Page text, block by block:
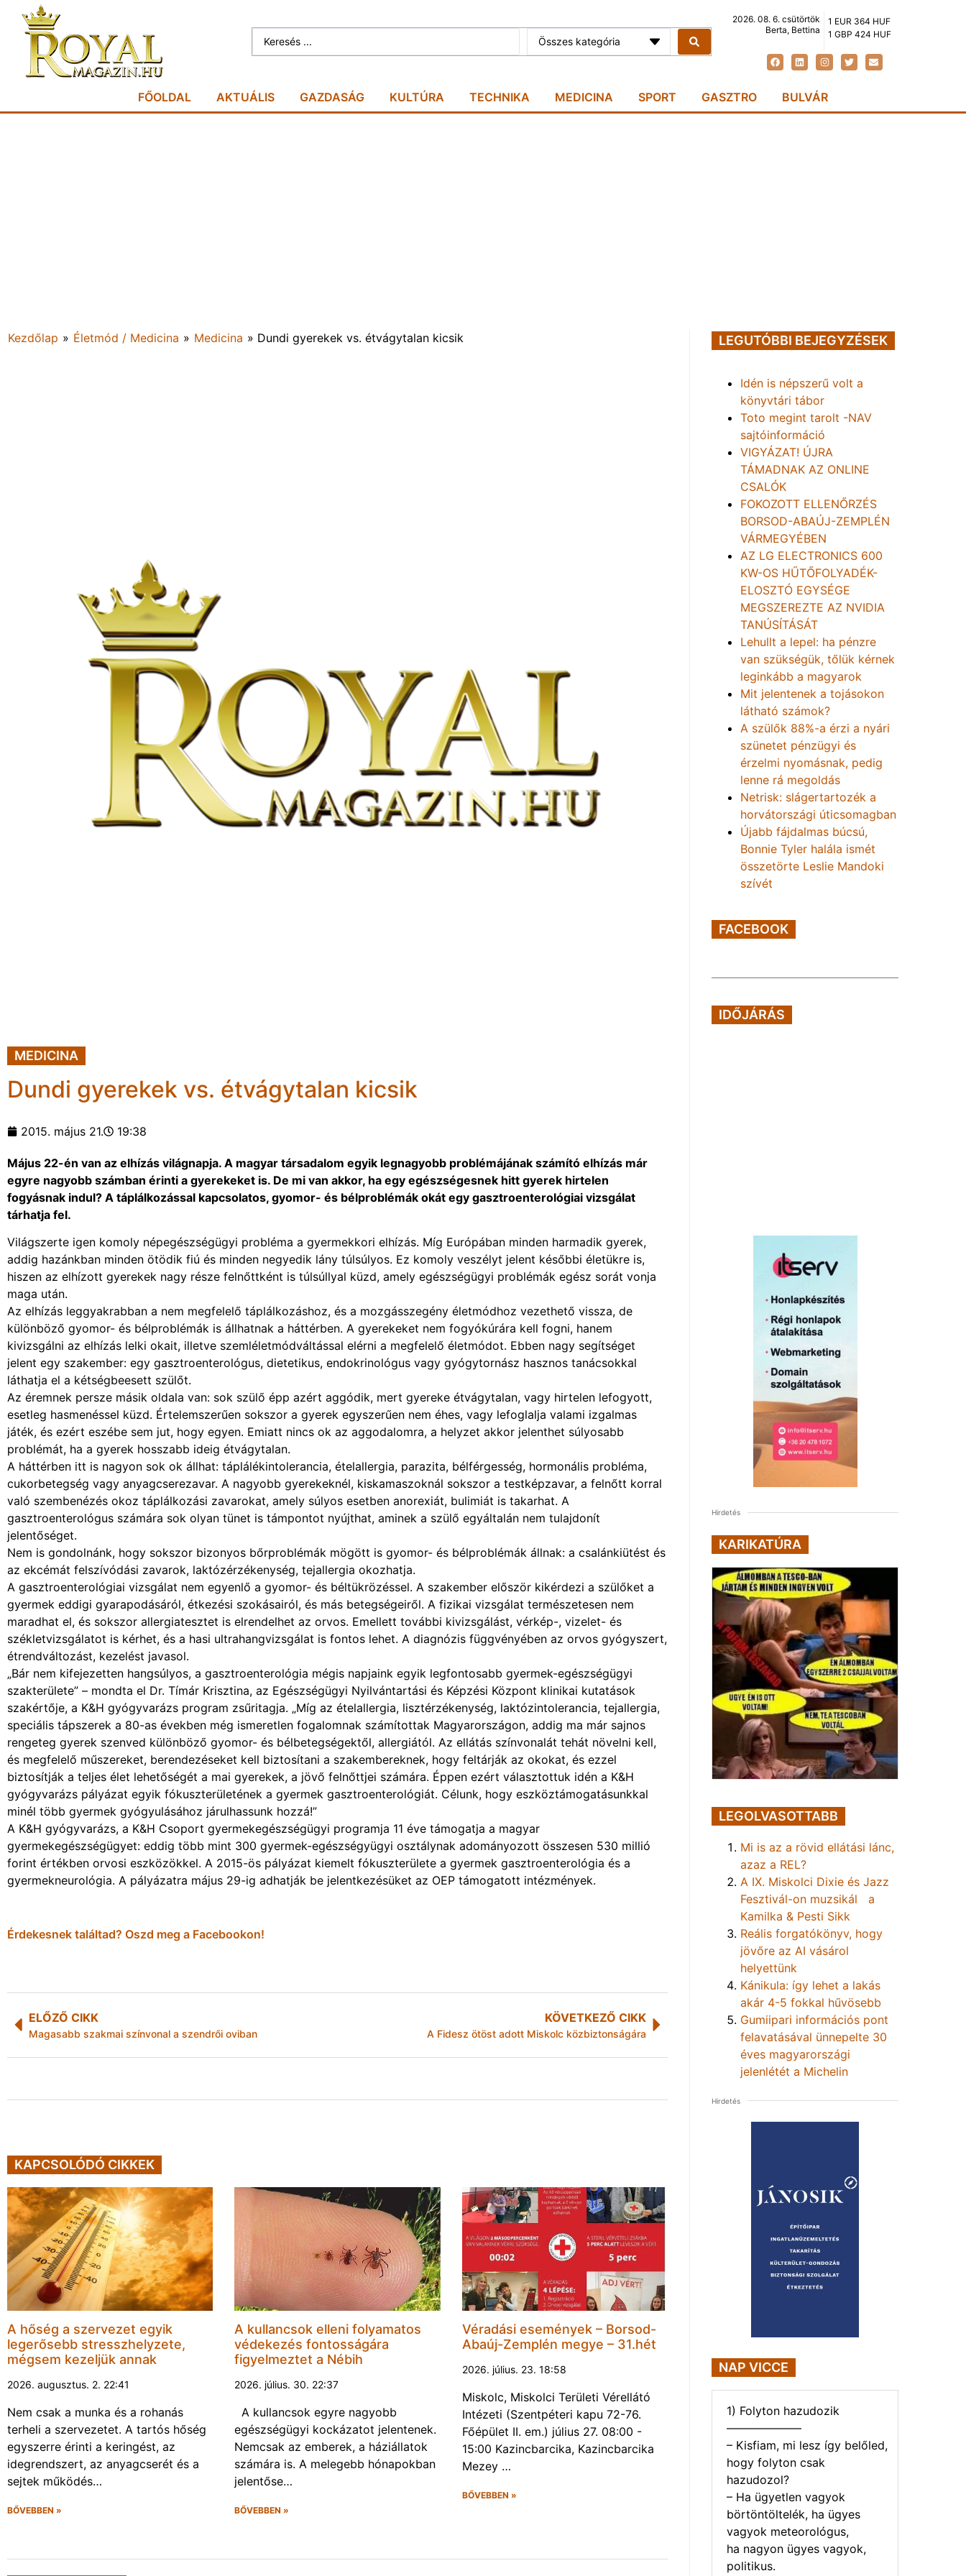
Összes kategória
2026. 08. 6. csütörtök
Berta, Bettina
1 EUR 364 HUF
1 GBP 424 HUF
FŐOLDAL AKTUÁLIS GAZDASÁG KULTÚRA TECHNIKA MEDICINA SPORT GASZTRO BULVÁR
Kezdőlap » Életmód / Medicina » Medicina » Dundi gyerekek vs. étvágytalan kicsik
MEDICINA
Dundi gyerekek vs. étvágytalan kicsik
2015. május 21. 19:38
Május 22-én van az elhízás világnapja. A magyar társadalom egyik legnagyobb problémájának számító elhízás már
egyre nagyobb számban érinti a gyerekeket is. De mi van akkor, ha egy egészségesnek hitt gyerek hirtelen
fogyásnak indul? A táplálkozással kapcsolatos, gyomor- és bélproblémák okát egy gasztroenterológiai vizsgálat
tárhatja fel.
Világszerte igen komoly népegészségügyi probléma a gyermekkori elhízás. Míg Európában minden harmadik gyerek,
addig hazánkban minden ötödik fiú és minden negyedik lány túlsúlyos. Ez komoly veszélyt jelent későbbi életükre is,
hiszen az elhízott gyerekek nagy része felnőttként is túlsúllyal küzd, amely egészségügyi problémák egész sorát vonja
maga után.
Az elhízás leggyakrabban a nem megfelelő táplálkozáshoz, és a mozgásszegény életmódhoz vezethető vissza, de
különböző gyomor- és bélproblémák is állhatnak a háttérben. A gyerekeket nem fogyókúrára kell fogni, hanem
kivizsgálni az elhízás lelki okait, illetve szemléletmódváltással elérni a megfelelő életmódot. Ebben nagy segítséget
jelent egy szakember: egy gasztroenterológus, dietetikus, endokrinológus vagy gyógytornász hasznos tanácsokkal
láthatja el a kétségbeesett szülőt.
Az éremnek persze másik oldala van: sok szülő épp azért aggódik, mert gyereke étvágytalan, vagy hirtelen lefogyott,
esetleg hasmenéssel küzd. Értelemszerűen sokszor a gyerek egyszerűen nem éhes, vagy lefoglalja valami izgalmas
játék, és ezért eszébe sem jut, hogy egyen. Emiatt nincs ok az aggodalomra, a helyzet akkor jelenthet súlyosabb
problémát, ha a gyerek hosszabb ideig étvágytalan.
A háttérben itt is nagyon sok ok állhat: táplálékintolerancia, ételallergia, parazita, bélférgesség, hormonális probléma,
cukorbetegség vagy anyagcserezavar. A nagyobb gyerekeknél, kiskamaszoknál sokszor a testképzavar, a felnőtt korral
való szembenézés okoz táplálkozási zavarokat, amely súlyos esetben anorexiát, bulimiát is takarhat. A
gasztroenterológus számára sok olyan tünet is támpontot nyújthat, aminek a szülő egyáltalán nem tulajdonít
jelentőséget.
Nem is gondolnánk, hogy sokszor bizonyos bőrproblémák mögött is gyomor- és bélproblémák állnak: a csalánkiütést és
az ekcémát felszívódási zavarok, laktózérzékenység, tejallergia okozhatja.
A gasztroenterológiai vizsgálat nem egyenlő a gyomor- és béltükrözéssel. A szakember először kikérdezi a szülőket a
gyermek eddigi gyarapodásáról, étkezési szokásairól, és más betegségeiről. A fizikai vizsgálat természetesen nem
maradhat el, és sokszor allergiatesztet is elrendelhet az orvos. Emellett további kivizsgálást, vérkép-, vizelet- és
székletvizsgálatot is kérhet, és a hasi ultrahangvizsgálat is fontos lehet. A diagnózis függvényében az orvos gyógyszert,
étrendváltozást, kezelést javasol.
„Bár nem kifejezetten hangsúlyos, a gasztroenterológia mégis napjaink egyik legfontosabb gyermek-egészségügyi
szakterülete” – mondta el Dr. Tímár Krisztina, az Egészségügyi Nyilvántartási és Képzési Központ klinikai kutatások
szakértője, a K&H gyógyvarázs program zsűritagja. „Míg az ételallergia, lisztérzékenység, laktózintolerancia, tejallergia,
speciális tápszerek a 80-as években még ismeretlen fogalomnak számítottak Magyarországon, addig ma már sajnos
rengeteg gyerek szenved különböző gyomor- és bélbetegségektől, allergiától. Az ellátás színvonalát tehát növelni kell,
és megfelelő műszereket, berendezéseket kell biztosítani a szakembereknek, hogy feltárják az okokat, és ezzel
biztosítják a teljes élet lehetőségét a mai gyerekek, a jövő felnőttjei számára. Éppen ezért választottuk idén a K&H
gyógyvarázs pályázat egyik fókuszterületének a gyermek gasztroenterológiát. Célunk, hogy eszköztámogatásunkkal
minél több gyermek gyógyulásához járulhassunk hozzá!”
A K&H gyógyvarázs, a K&H Csoport gyermekegészségügyi programja 11 éve támogatja a magyar
gyermekegészségügyet: eddig több mint 300 gyermek-egészségyügyi osztálynak adományozott összesen 530 millió
forint értékben orvosi eszközökkel. A 2015-ös pályázat kiemelt fókuszterülete a gyermek gasztroenterológia és a
gyermekneurológia. A pályázatra május 29-ig adhatják be jelentkezésüket az OEP támogatott intézmények.
Érdekesnek találtad? Oszd meg a Facebookon!
ELŐZŐ CIKK
Magasabb szakmai színvonal a szendrői oviban
KÖVETKEZŐ CIKK
A Fidesz ötöst adott Miskolc közbiztonságára
KAPCSOLÓDÓ CIKKEK
A hőség a szervezet egyik
legerősebb stresszhelyzete,
mégsem kezeljük annak
2026. augusztus. 2. 22:41
Nem csak a munka és a rohanás
terheli a szervezetet. A tartós hőség
egyszerre érinti a keringést, az
idegrendszert, az anyagcserét és a
sejtek működés…
BŐVEBBEN »
A kullancsok elleni folyamatos
védekezés fontosságára
figyelmeztet a Nébih
2026. július. 30. 22:37
A kullancsok egyre nagyobb
egészségügyi kockázatot jelentenek.
Nemcsak az emberek, a háziállatok
számára is. A melegebb hónapokban
jelentőse…
BŐVEBBEN »
Véradási események – Borsod-
Abaúj-Zemplén megye – 31.hét
2026. július. 23. 18:58
Miskolc, Miskolci Területi Vérellátó
Intézeti (Szentpéteri kapu 72-76.
Főépület II. em.) július 27. 08:00 -
15:00 Kazincbarcika, Kazincbarcika
Mezey …
BŐVEBBEN »
LEGUTÓBBI BEJEGYZÉSEK
Idén is népszerű volt a
könyvtári tábor
Toto megint tarolt -NAV
sajtóinformáció
VIGYÁZAT! ÚJRA
TÁMADNAK AZ ONLINE
CSALÓK
FOKOZOTT ELLENŐRZÉS
BORSOD-ABAÚJ-ZEMPLÉN
VÁRMEGYÉBEN
AZ LG ELECTRONICS 600
KW-OS HŰTŐFOLYADÉK-
ELOSZTÓ EGYSÉGE
MEGSZEREZTE AZ NVIDIA
TANÚSÍTÁSÁT
Lehullt a lepel: ha pénzre
van szükségük, tőlük kérnek
leginkább a magyarok
Mit jelentenek a tojásokon
látható számok?
A szülők 88%-a érzi a nyári
szünetet pénzügyi és
érzelmi nyomásnak, pedig
lenne rá megoldás
Netrisk: slágertartozék a
horvátországi úticsomagban
Újabb fájdalmas búcsú,
Bonnie Tyler halála ismét
összetörte Leslie Mandoki
szívét
FACEBOOK
IDŐJÁRÁS
Hirdetés
KARIKATÚRA
LEGOLVASOTTABB
Mi is az a rövid ellátási lánc,
azaz a REL?
A IX. Miskolci Dixie és Jazz
Fesztivál-on muzsikál a
Kamilka & Pesti Sikk
Reális forgatókönyv, hogy
jövőre az AI vásárol
helyettünk
Kánikula: így lehet a lakás
akár 4-5 fokkal hűvösebb
Gumiipari információs pont
felavatásával ünnepelte 30
éves magyarországi
jelenlétét a Michelin
Hirdetés
NAP VICCE
1) Folyton hazudozik
——————–
– Kisfiam, mi lesz így belőled,
hogy folyton csak
hazudozol?
– Ha ügyetlen vagyok
börtöntöltelék, ha ügyes
vagyok meteorológus,
ha nagyon ügyes vagyok,
politikus.